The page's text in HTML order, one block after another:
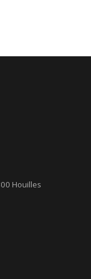
Houilles